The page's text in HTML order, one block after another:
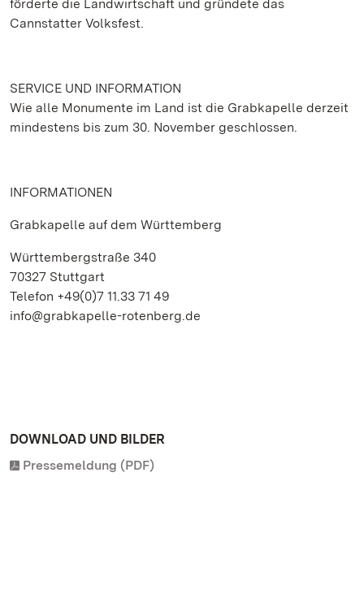
förderte die Landwirtschaft und gründete das
Cannstatter Volksfest.
SERVICE UND INFORMATION
Wie alle Monumente im Land ist die Grabkapelle derzeit
mindestens bis zum 30. November geschlossen.
INFORMATIONEN
Grabkapelle auf dem Württemberg
Württembergstraße 340
70327 Stuttgart
Telefon +49(0)7 11.33 71 49
info@grabkapelle-rotenberg.de
DOWNLOAD UND BILDER
Pressemeldung (PDF)